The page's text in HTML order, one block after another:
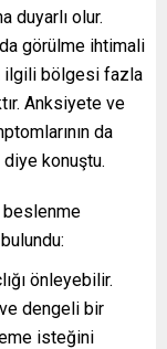
duyarlı olur.
da görülme ihtimali
ilgili bölgesi fazla
Anksiyete ve
da
diye konuştu.
beslenme
önleyebilir.
dengeli bir
isteğini